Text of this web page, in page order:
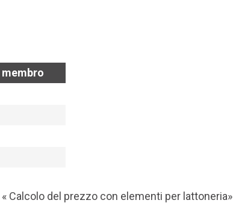
Calcolo del prezzo con elementi per lattoneria»